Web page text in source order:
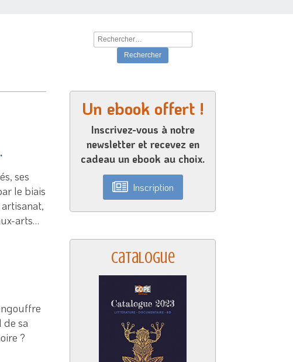
Rechercher :
ses
le biais
arts…
de sa
?
Un ebook offert !
Inscrivez-vous à notre
newsletter et recevez en
cadeau un ebook au choix.
Inscription
Catalogue